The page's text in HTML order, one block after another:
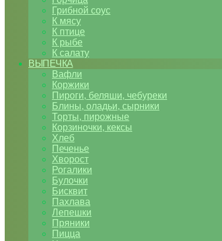
Грибной соус
К мясу
К птице
К рыбе
К салату
ВЫПЕЧКА
Вафли
Коржики
Пироги, беляши, чебуреки
Блины, оладьи, сырники
Торты, пирожные
Корзиночки, кексы
Хлеб
Печенье
Хворост
Рогалики
Булочки
Бисквит
Пахлава
Лепешки
Пряники
Пицца